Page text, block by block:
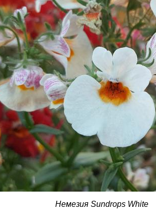
Немезия Sundrops White